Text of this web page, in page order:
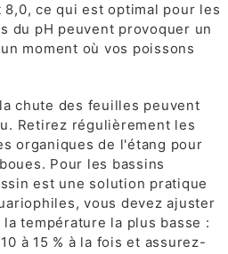
ce qui est optimal pour les
du pH peuvent provoquer un
moment où vos poissons
chute des feuilles peuvent
Retirez régulièrement les
organiques de l'étang pour
Pour les bassins
est une solution pratique
vous devez ajuster
température la plus basse :
à 15 % à la fois et assurez-